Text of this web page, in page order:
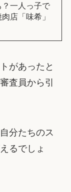
一人っ子で
店「味希」
があったと
査員から引
分たちのス
るでしょ